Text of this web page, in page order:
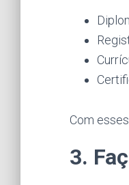
Com
3.